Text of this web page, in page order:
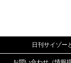
日刊サイゾー